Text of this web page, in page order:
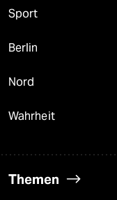
Sport
Berlin
Nord
Wahrheit
Themen